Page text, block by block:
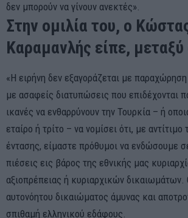
δεν μπορούν να γίνουν ανεκτές».
Στην ομιλία του, ο
Καραμανλής είπε,
«Η ειρήνη δεν εξαγοράζεται με
με ασαφείς διατυπώσεις που επιδέχονται
ικανές να ενθαρρύνουν την Τουρκία – ή
εταίρο ή τρίτο – να νομίσει ότι, με
έντασης, είμαστε πρόθυμοι να ενδώσουμε
πιέσεις εις βάρος της εθνικής μας
αξιοπρέπειας ή κυριαρχικών δικαιωμάτων.
αυτονόητου δικαιώματος άμυνας και
σπιθαμή ελληνικού εδάφους.